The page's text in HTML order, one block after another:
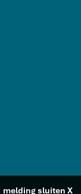
melding sluiten X